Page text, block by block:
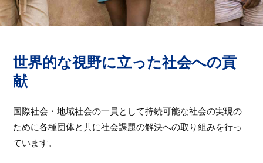
世界的な視野に立った社会への貢
献
国際社会・地域社会の一員として持続可能な社会の実現の
ために各種団体と共に社会課題の解決への取り組みを行っ
ています。